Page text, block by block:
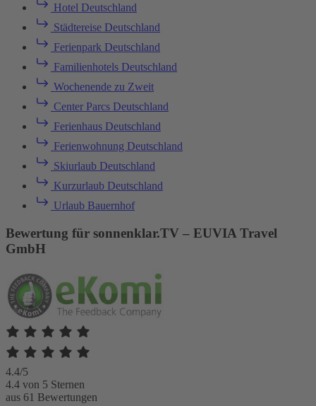
Hotel Deutschland
Städtereise Deutschland
Ferienpark Deutschland
Familienhotels Deutschland
Wochenende zu Zweit
Center Parcs Deutschland
Ferienhaus Deutschland
Ferienwohnung Deutschland
Skiurlaub Deutschland
Kurzurlaub Deutschland
Urlaub Bauernhof
Bewertung für sonnenklar.TV – EUVIA Travel
GmbH
4.4/5
4.4 von 5 Sternen
aus 61 Bewertungen